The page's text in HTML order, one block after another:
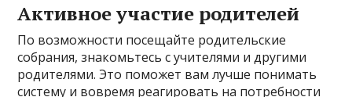
Активное участие родителей
По возможности посещайте родительские
собрания, знакомьтесь с учителями и другими
родителями. Это поможет вам лучше понимать
систему и вовремя реагировать на потребности